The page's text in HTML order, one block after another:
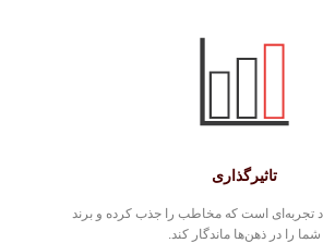
تاثیرگذاری
تجربه‌ای است که مخاطب را جذب کرده و برند
شما را در ذهن‌ها ماندگار کند.